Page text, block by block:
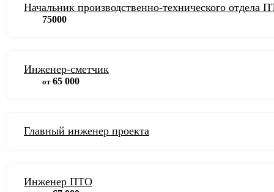
Начальник производственно-технического отдела
75000
Инженер-сметчик
от65 000
Главный инженер проекта
Инженер ПТО